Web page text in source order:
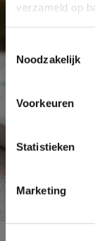
verzameld op
Noodzakelijk
Voorkeuren
Statistieken
Marketing